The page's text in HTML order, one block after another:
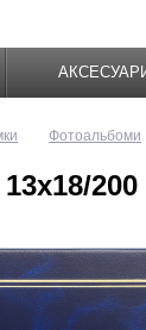
Фотоальбоми
200